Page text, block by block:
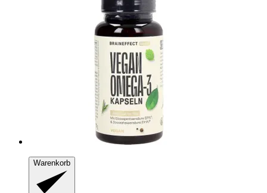
Warenkorb